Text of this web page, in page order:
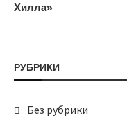
Хилла»
РУБРИКИ
Без рубрики